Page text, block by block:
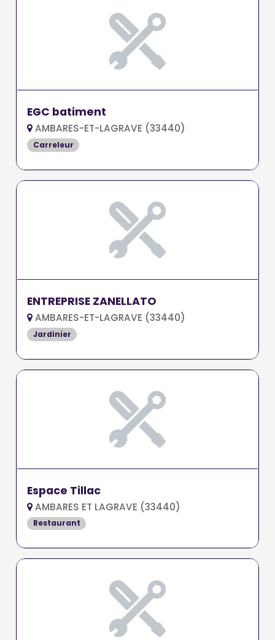
EGC batiment
AMBARES-ET-LAGRAVE (33440)
Carreleur
ENTREPRISE ZANELLATO
AMBARES-ET-LAGRAVE (33440)
Jardinier
Espace Tillac
AMBARES ET LAGRAVE (33440)
Restaurant